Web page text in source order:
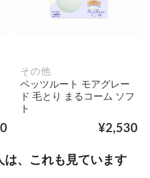
その他
ペッツルート モアグレー
ド 毛とり まるコーム ソフ
ト
¥2,530
は、これも見ています